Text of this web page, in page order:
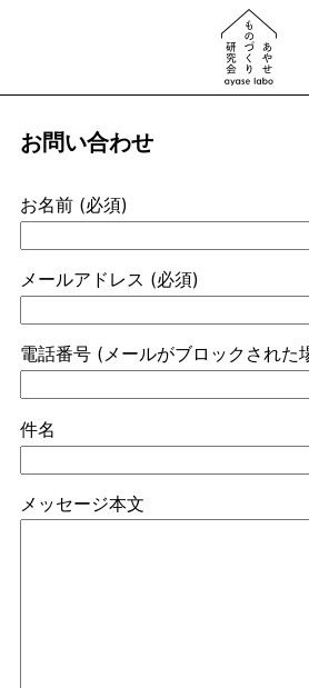
お問い合わせ
お名前 (必須)
メールアドレス (必須)
電話番号 (メールがブロックされた
件名
メッセージ本文